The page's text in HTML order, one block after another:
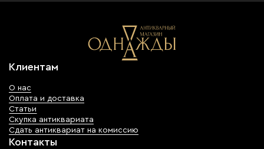
Клиентам
О нас
Оплата и доставка
Статьи
Скупка антиквариата
Сдать антиквариат на комиссию
Контакты